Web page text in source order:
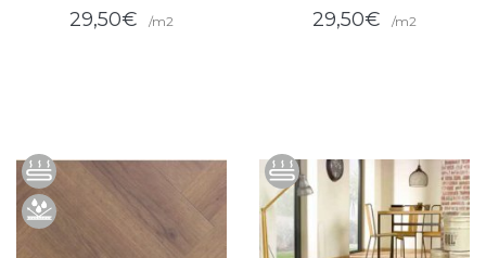
29,50€
/m2
29,50€
/m2